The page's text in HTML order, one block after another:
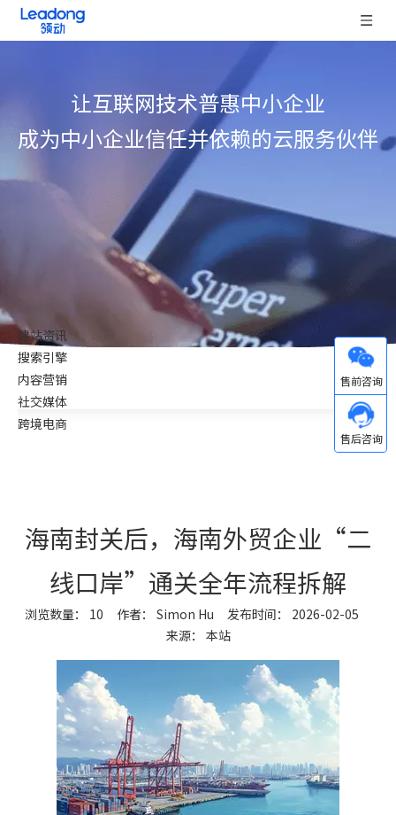
让互联网技术普惠中小企业
成为中小企业信任并依赖的云服务伙伴
建站资讯
搜索引擎
内容营销
社交媒体
跨境电商
海南封关后，海南外贸企业“二
线口岸”通关全年流程拆解
浏览数量： 10 作者： Simon Hu 发布时间： 2026-02-05
来源： 本站
["wechat","weibo","qzone","douban","email"]
微信